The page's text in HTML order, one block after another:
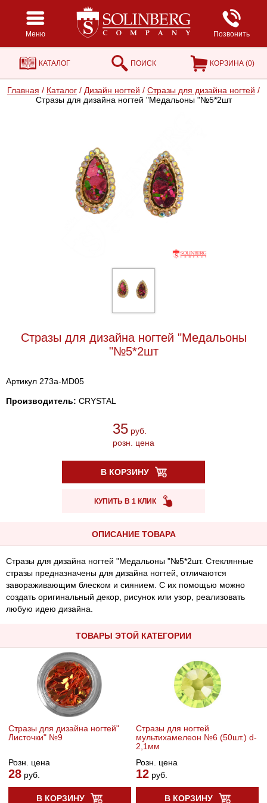
Меню Позвонить
КАТАЛОГ ПОИСК КОРЗИНА (0)
Главная / Каталог / Дизайн ногтей / Стразы для дизайна ногтей /
Стразы для дизайна ногтей "Медальоны "№5*2шт
Стразы для дизайна ногтей "Медальоны
"№5*2шт
Артикул 273a-MD05
Производитель: CRYSTAL
35 руб.
розн. цена
В КОРЗИНУ
КУПИТЬ В 1 КЛИК
ОПИСАНИЕ ТОВАРА
Стразы для дизайна ногтей "Медальоны "№5*2шт. Стеклянные
стразы предназначены для дизайна ногтей, отличаются
завораживающим блеском и сиянием. С их помощью можно
создать оригинальный декор, рисунок или узор, реализовать
любую идею дизайна.
ТОВАРЫ ЭТОЙ КАТЕГОРИИ
Стразы для дизайна ногтей"
Листочки" №9
Розн. цена
28руб.
В КОРЗИНУ
Стразы для ногтей
мультихамелеон №6 (50шт.) d-
2,1мм
Розн. цена
12 руб.
В КОРЗИНУ